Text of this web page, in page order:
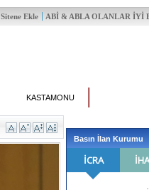
ABİ & ABLA OLANLAR İYİ
Sitene Ekle
KASTAMONU
Basın İlan Kurumu